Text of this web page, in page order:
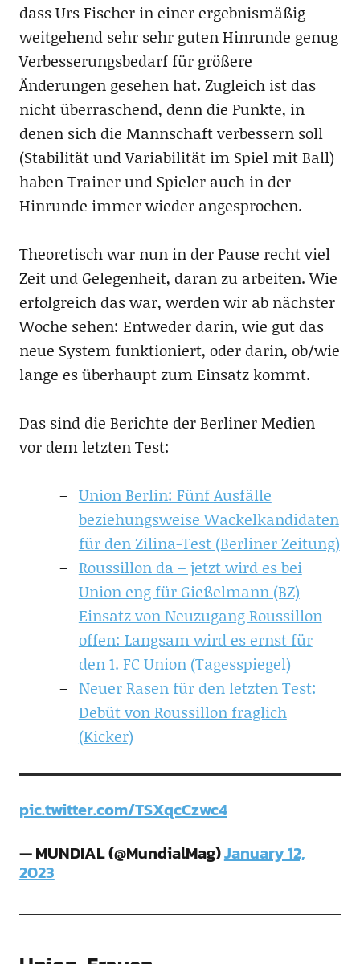
dass Urs Fischer in einer ergebnismäßig
weitgehend sehr sehr guten Hinrunde genug
Verbesserungsbedarf für größere
Änderungen gesehen hat. Zugleich ist das
nicht überraschend, denn die Punkte, in
denen sich die Mannschaft verbessern soll
(Stabilität und Variabilität im Spiel mit Ball)
haben Trainer und Spieler auch in der
Hinrunde immer wieder angesprochen.
Theoretisch war nun in der Pause recht viel
Zeit und Gelegenheit, daran zu arbeiten. Wie
erfolgreich das war, werden wir ab nächster
Woche sehen: Entweder darin, wie gut das
neue System funktioniert, oder darin, ob/wie
lange es überhaupt zum Einsatz kommt.
Das sind die Berichte der Berliner Medien
vor dem letzten Test:
Union Berlin: Fünf Ausfälle
beziehungsweise Wackelkandidaten
für den Zilina-Test (Berliner Zeitung)
Roussillon da – jetzt wird es bei
Union eng für Gießelmann (BZ)
Einsatz von Neuzugang Roussillon
offen: Langsam wird es ernst für
den 1. FC Union (Tagesspiegel)
Neuer Rasen für den letzten Test:
Debüt von Roussillon fraglich
(Kicker)
pic.twitter.com/TSXqcCzwc4
— MUNDIAL (@MundialMag)January 12,
2023